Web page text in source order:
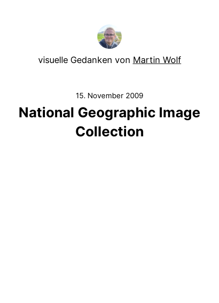
visuelle Gedanken von Martin Wolf
15. November 2009
National Geographic Image
Collection